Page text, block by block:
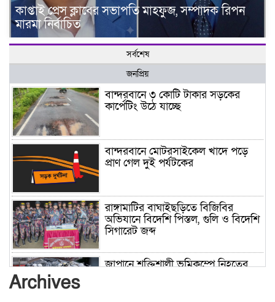
কাপ্তাই প্রেস ক্লাবের সভাপতি মাহফুজ, সম্পাদক রিপন
মারমা নির্বাচিত
সর্বশেষ
জনপ্রিয়
বান্দরবানে ৩ কোটি টাকার সড়কের
কার্পেটিং উঠে যাচ্ছে
বান্দরবানে মোটরসাইকেল খাদে পড়ে
প্রাণ গেল দুই পর্যটকের
রাঙ্গামাটির বাঘাইছড়িতে বিজিবির
অভিযানে বিদেশি পিস্তল, গুলি ও বিদেশি
সিগারেট জব্দ
জাপানে শক্তিশালী ভূমিকম্পে নিহতের
Archives